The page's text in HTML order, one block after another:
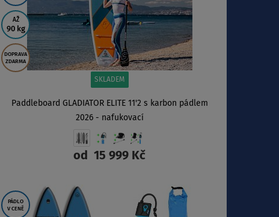
AŽ
90 kg
DOPRAVA
ZDARMA
SKLADEM
Paddleboard GLADIATOR ELITE 11'2 s karbon pádlem
2026 - nafukovací
od 15 999 Kč
PÁDLO
V CENĚ